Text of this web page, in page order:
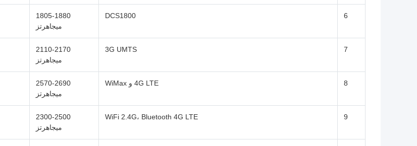
6
DCS1800
1805-1880
ميجاهرتز
7
3G UMTS
2110-2170
ميجاهرتز
8 4G LTE و WiMax
2570-2690
ميجاهرتز
9 WiFi 2.4G، Bluetooth 4G LTE
2300-2500
ميجاهرتز